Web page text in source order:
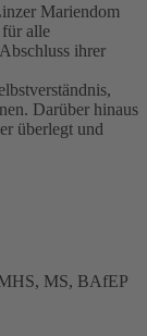
Mariendom
alle
ihrer
Darüber hinaus
überlegt und
MS, BAfEP